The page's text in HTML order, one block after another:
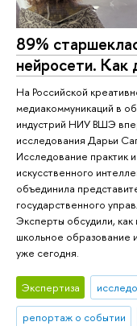
89%
нейросети.
На Российской
медиакоммуникаций в
индустрий НИУ ВШЭ
исследования Дарьи
Исследование практик
искусственного
объединила
государственного
Эксперты обсудили, как
школьное образование
уже сегодня.
Экспертиза
репортаж о событии